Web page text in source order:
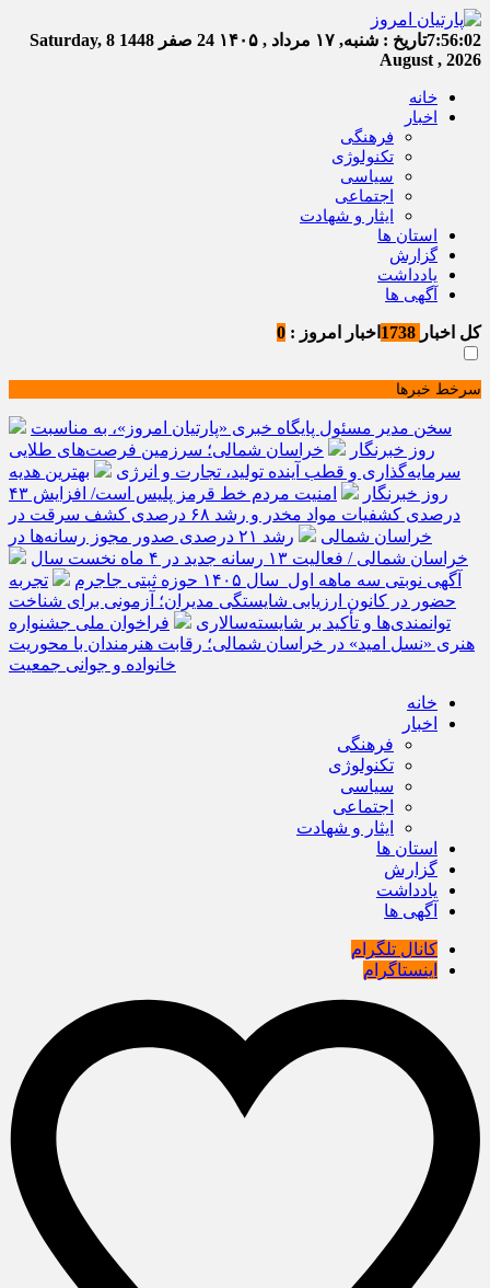
7:56:03تاریخ : شنبه, ۱۷ مرداد , ۱۴۰۵ 24 صفر 1448
Saturday, 8
August , 2026
خانه
اخبار
فرهنگی
تکنولوژی
سیاسی
اجتماعی
ایثار و شهادت
استان ها
گزارش
یادداشت
آگهی ها
کل اخبار اخبار امروز : 0
سرخط خبرها
سخن مدیر مسئول پایگاه خبری «پارتیان امروز»، به مناسبت
روز خبرنگار
خراسان شمالی؛ سرزمین فرصت‌های طلایی
سرمایه‌گذاری و قطب آینده تولید، تجارت و انرژی
بهترین هدیه
روز خبرنگار
امنیت مردم خط قرمز پلیس است/ افزایش ۴۳
درصدی کشفیات مواد مخدر و رشد ۶۸ درصدی کشف سرقت در
خراسان شمالی
رشد ۲۱ درصدی صدور مجوز رسانه‌ها در
خراسان شمالی / فعالیت ۱۳ رسانه جدید در ۴ ماه نخست سال
آگهی نوبتی سه ماهه اول سال ۱۴۰۵ حوزه ثبتی جاجرم
تجربه
حضور در کانون ارزیابی شایستگی مدیران؛ آزمونی برای شناخت
توانمندی‌ها و تأکید بر شایسته‌سالاری
فراخوان ملی جشنواره
هنری «نسل امید» در خراسان شمالی؛ رقابت هنرمندان با محوریت
خانواده و جوانی جمعیت
خانه
اخبار
فرهنگی
تکنولوژی
سیاسی
اجتماعی
ایثار و شهادت
استان ها
گزارش
یادداشت
آگهی ها
کانال تلگرام
اینستاگرام